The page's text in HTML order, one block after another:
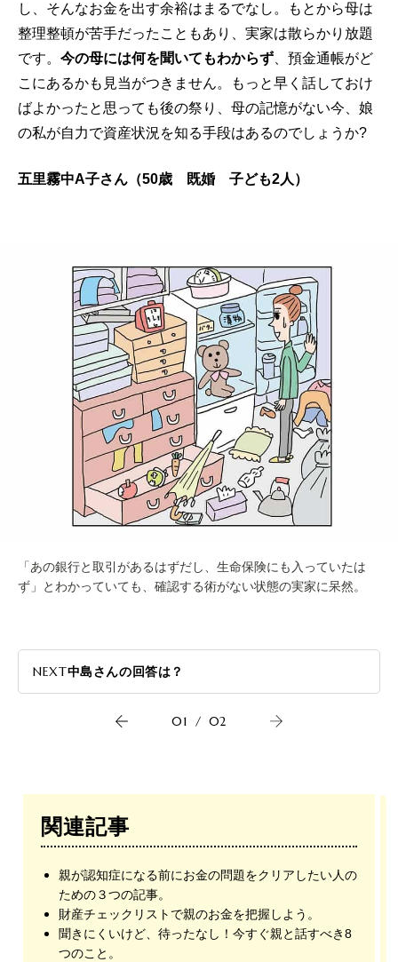
し、そんなお金を出す余裕はまるでなし。もとから母は
整理整頓が苦手だったこともあり、実家は散らかり放題
です。 今の母には何を聞いてもわからず 、預金通帳がど
こにあるかも見当がつきません。もっと早く話しておけ
ばよかったと思っても後の祭り、母の記憶がない今、娘
の私が自力で資産状況を知る手段はあるのでしょうか?
五里霧中A子さん（50歳 既婚 子ども2人）
「あの銀行と取引があるはずだし、生命保険にも入っていたは
ず」とわかっていても、確認する術がない状態の実家に呆然。
NEXT中島さんの回答は？
01 / 02
関連記事
親が認知症になる前にお金の問題をクリアしたい人の
ための３つの記事。
財産チェックリストで親のお金を把握しよう。
聞きにくいけど、待ったなし！今すぐ親と話すべき8
つのこと。